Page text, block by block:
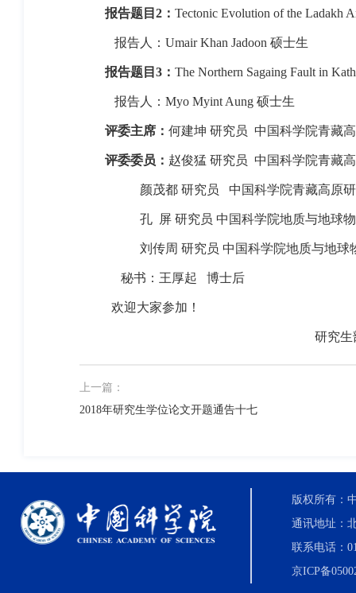
报告题目 2 ： Tectonic Evolution of the Ladakh
报告人： Umair Khan Jadoon 硕士生
报告题目 3 ： The Northern Sagaing Fault in
报告人： Myo Myint Aung 硕士生
评委主席： 何建坤 研究员 中国科学院青藏
评委委员： 赵俊猛 研究员 中国科学院青藏
颜茂都 研究员 中国科学院青藏高原
孔 屏 研究员 中国科学院地质与地球
刘传周 研究员 中国科学院地质与地球
秘书：王厚起 博士后
欢迎大家参加！
研究生
上一篇：
2018年研究生学位论文开题通告十七
版权所有：
通讯地址：
联系电话：
京ICP备